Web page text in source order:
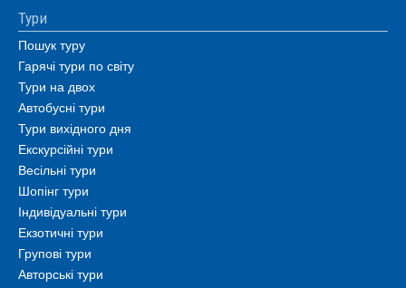
Тури
Пошук туру
Гарячі тури по світу
Тури на двох
Автобусні тури
Тури вихідного дня
Екскурсійні тури
Весільні тури
Шопінг тури
Індивідуальні тури
Екзотичні тури
Групові тури
Авторські тури